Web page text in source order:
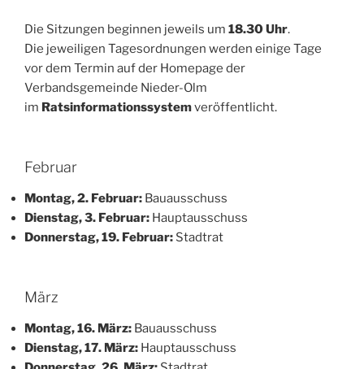
Die Sitzungen beginnen jeweils um 18.30 Uhr.
Die jeweiligen Tagesordnungen werden einige Tage
vor dem Termin auf der Homepage der
Verbandsgemeinde Nieder-Olm
im Ratsinformationssystemveröffentlicht.
Februar
Montag, 2. Februar: Bauausschuss
Dienstag, 3. Februar: Hauptausschuss
Donnerstag, 19. Februar: Stadtrat
März
Montag, 16. März: Bauausschuss
Dienstag, 17. März: Hauptausschuss